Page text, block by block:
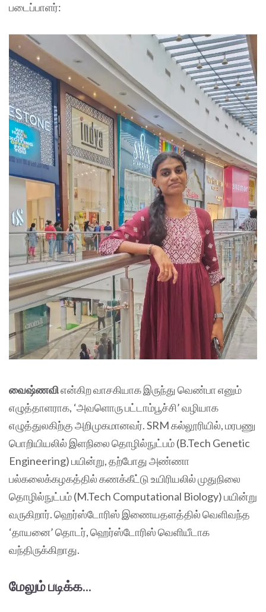
படைப்பாளர்:
வைஷ்ணவிஎன்கிற வாசகியாக இருந்து வெண்பா எனும்
எழுத்தாளராக, ‘அவளொரு பட்டாம்பூச்சி’ வழியாக
எழுத்துலகிற்கு அறிமுகமானவர். SRM கல்லூரியில், மரபணு‌
பொறியியலில் இளநிலை தொழில்நுட்பம் (B.Tech Genetic
Engineering) பயின்று, தற்போது அண்ணா
பல்கலைக்கழகத்தில் கணக்கீட்டு உயிரியலில் முதுநிலை
தொழில்நுட்பம் (M.Tech Computational Biology) பயின்று
வருகிறார். ஹெர்ஸ்டோரிஸ் இணையதளத்தில் வெளிவந்த
‘தாயனை’ தொடர், ஹெர்ஸ்டோரிஸ் வெளியீடாக
வந்திருக்கிறாது.
மேலும் படிக்க...